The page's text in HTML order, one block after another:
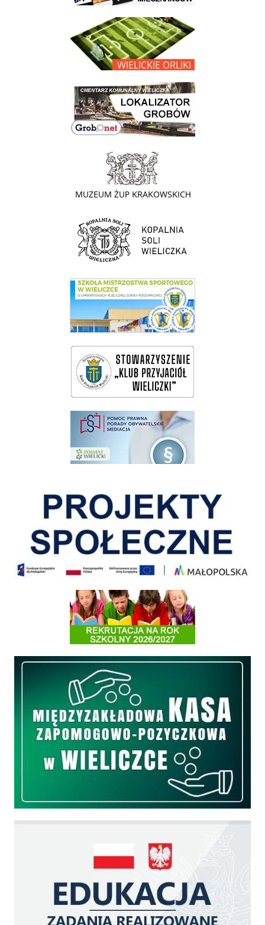
link do opisu projektu Wielickie Orliki
link do lokalizatora grobów na wielickim cmentarzu - grobnet
link do strony - Muzeum Żup Krakowskich Wieliczka
link do strony Kopalni Soli Wieliczka
link do SMS Wieliczka
wieliczka-wieliczanie na bis
pomoc prawna wieliczka
Informacja o terminach rekrutacji na rok szkolny 2026/2027
Międzyzakładowa Kasa Zapomogowo - Pożyczkowa